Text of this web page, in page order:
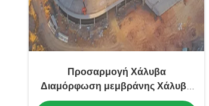
Προσαρμογή Χάλυβα
Διαμόρφωση μεμβράνης Χάλυβα
Φρέμα Τεντώμενη Διαμόρφωση